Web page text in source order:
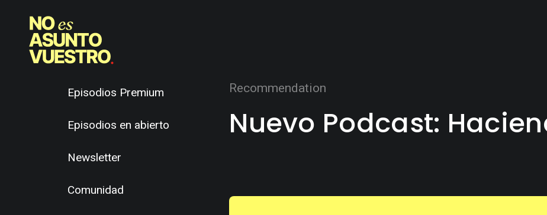
Episodios Premium
Episodios en abierto
Newsletter
Comunidad
Recommendation
Nuevo Podcast: